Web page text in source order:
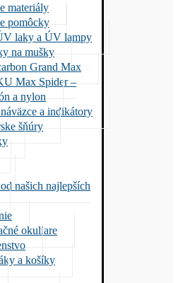
materiály
pomôcky
laky a ÚV lampy
na mušky
Grand Max
Max Spider –
a nylon
a indikátory
šňúry
našich najlepších
okuliare
a košíky